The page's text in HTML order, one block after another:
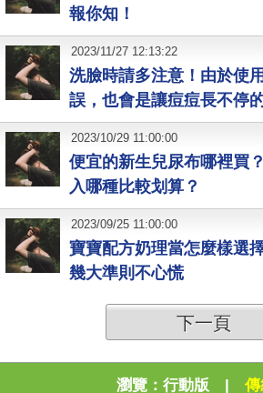
報你知！
洗臉時請多注意！由於使
誤，也會是讓痘痘長不停
2023/11/27 12:13:22
便宜的新生兒尿布哪裡買
入哪種比較划算？
2023/10/29 11:00:00
寶寶配方奶理當怎麼樣選
幾大準則不心慌
2023/09/25 11:00:00
下一頁
瀏覽： 行動版 | 傳